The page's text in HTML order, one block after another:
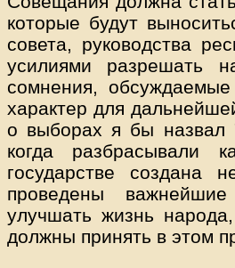
которые будут
совета, руководства
усилиями разрешать
сомнения,
характер для
о выборах я бы назвал
когда
государстве создана
проведены
улучшать жизнь
должны принять в этом